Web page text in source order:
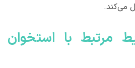
می‌کند.
مرتبط با استخوان